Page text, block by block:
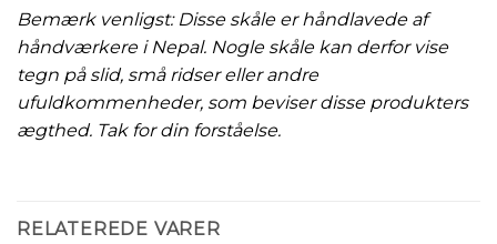
Bemærk venligst: Disse skåle er håndlavede af
håndværkere i Nepal. Nogle skåle kan derfor vise
tegn på slid, små ridser eller andre
ufuldkommenheder, som beviser disse produkters
ægthed. Tak for din forståelse.
RELATEREDE VARER